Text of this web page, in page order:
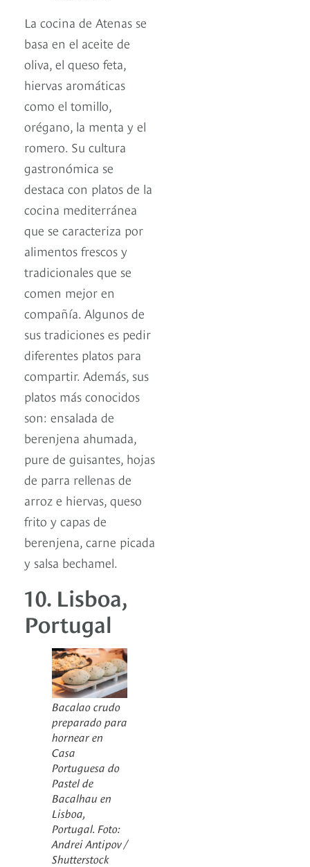
La cocina de Atenas se
basa en el aceite de
oliva, el queso feta,
hiervas aromáticas
como el tomillo,
orégano, la menta y el
romero. Su cultura
gastronómica se
destaca con platos de la
cocina mediterránea
que se caracteriza por
alimentos frescos y
tradicionales que se
comen mejor en
compañía. Algunos de
sus tradiciones es pedir
diferentes platos para
compartir. Además, sus
platos más conocidos
son: ensalada de
berenjena ahumada,
pure de guisantes, hojas
de parra rellenas de
arroz e hiervas, queso
frito y capas de
berenjena, carne picada
y salsa bechamel.
10. Lisboa,
Portugal
Bacalao crudo
preparado para
hornear en
Casa
Portuguesa do
Pastel de
Bacalhau en
Lisboa,
Portugal. Foto:
Andrei Antipov /
Shutterstock